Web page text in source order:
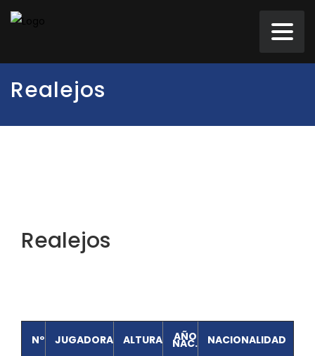
Realejos
Realejos
Nº JUGADORA ALTURA AÑO
NAC. NACIONALIDAD